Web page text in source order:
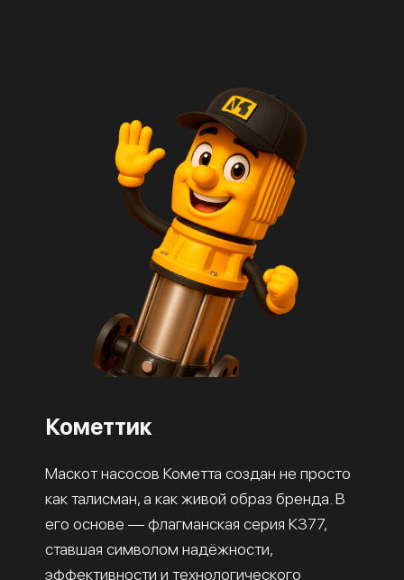
Кометтик
Маскот насосов Кометта создан не просто
как талисман, а как живой образ бренда. В
его основе — флагманская серия К377,
ставшая символом надёжности,
эффективности и технологического